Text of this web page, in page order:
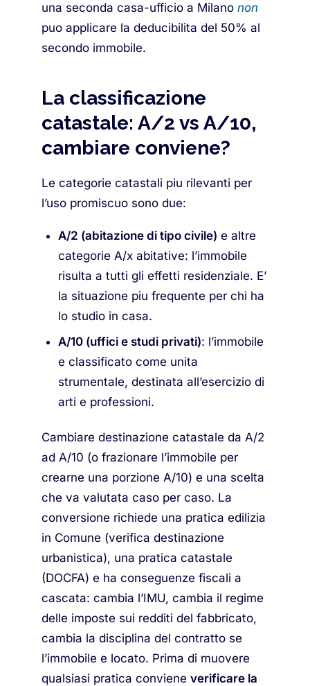
una seconda casa-ufficio a Milano non
puo applicare la deducibilita del 50% al
secondo immobile.
La classificazione
catastale: A/2 vs A/10,
cambiare conviene?
Le categorie catastali piu rilevanti per
l’uso promiscuo sono due:
A/2 (abitazione di tipo civile) e altre
categorie A/x abitative: l’immobile
risulta a tutti gli effetti residenziale. E’
la situazione piu frequente per chi ha
lo studio in casa.
A/10 (uffici e studi privati): l’immobile
e classificato come unita
strumentale, destinata all’esercizio di
arti e professioni.
Cambiare destinazione catastale da A/2
ad A/10 (o frazionare l’immobile per
crearne una porzione A/10) e una scelta
che va valutata caso per caso. La
conversione richiede una pratica edilizia
in Comune (verifica destinazione
urbanistica), una pratica catastale
(DOCFA) e ha conseguenze fiscali a
cascata: cambia l’IMU, cambia il regime
delle imposte sui redditi del fabbricato,
cambia la disciplina del contratto se
l’immobile e locato. Prima di muovere
qualsiasi pratica conviene verificare la